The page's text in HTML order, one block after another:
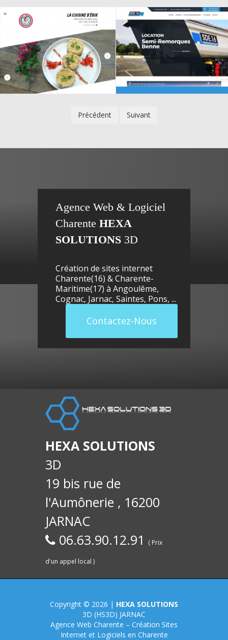
Création
site
internet
société
Création
site
internet
pour les
Précédent Suivant
Agence Web & Logiciel
Charente HEXA
SOLUTIONS 3D
Création de sites internet
Charente(16) & Charente-
Maritime(17) à Angoulême,
Cognac, Jarnac, Saintes, Pons, ...
Contactez-Nous
HEXA SOLUTIONS
3D
19 bis rue de
l'Aumônerie , 16200
JARNAC
06.63.90.12.91
( Prix
d'un appel local )
Copyright © 2026 | HEXA SOLUTIONS
3D (HS3D) JARNAC
Agence Web Charente – Création Sites
Internet et Logiciels en Charente